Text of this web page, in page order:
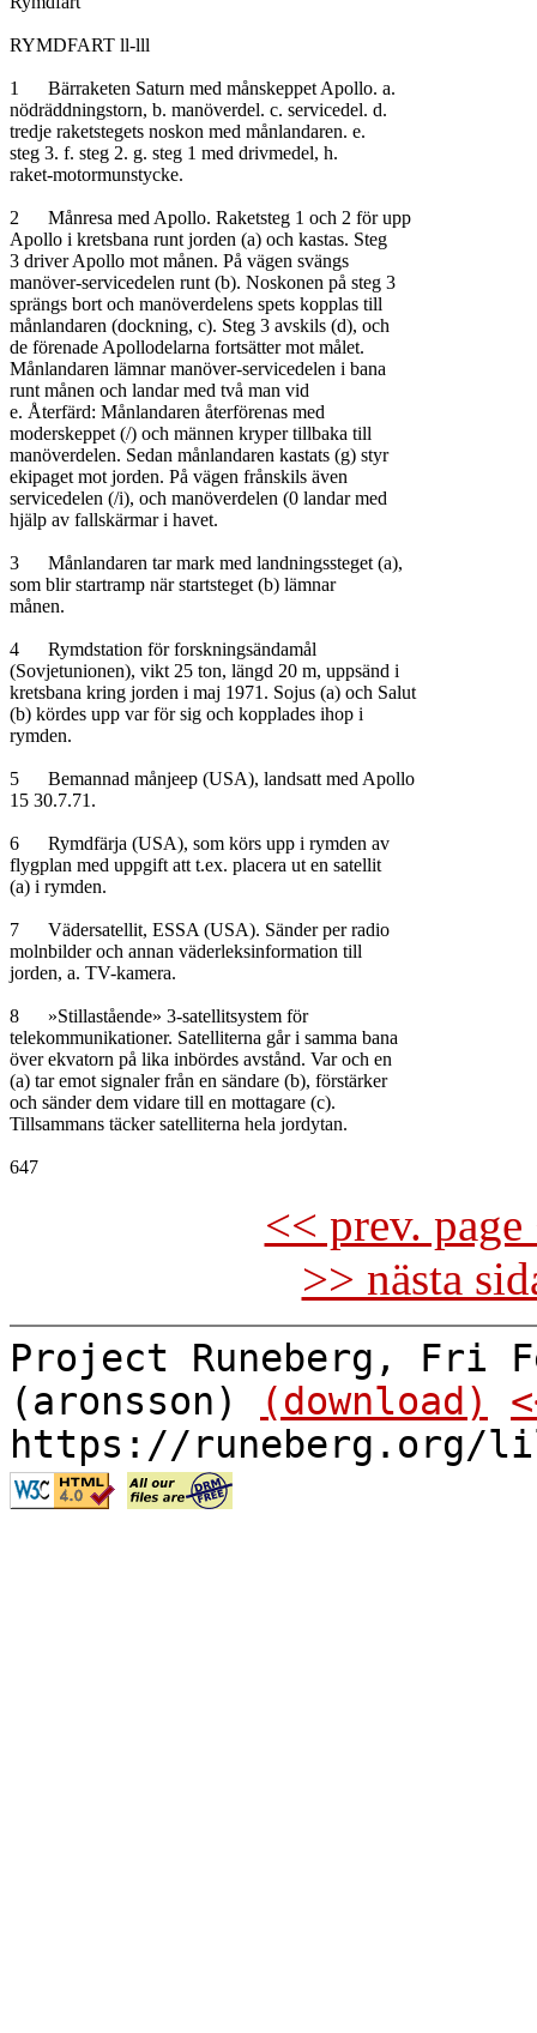
RYMDFART ll-lll
1	Bärraketen Saturn med månskeppet Apollo. a.
nödräddningstorn, b. manöverdel. c. servicedel. d.
tredje raketstegets noskon med månlandaren. e.
steg 3. f. steg 2. g. steg 1 med drivmedel, h.
raket-motormunstycke.
2	Månresa med Apollo. Raketsteg 1 och 2 för upp
Apollo i kretsbana runt jorden (a) och kastas. Steg
3 driver Apollo mot månen. På vägen svängs
manöver-servicedelen runt (b). Noskonen på steg 3
sprängs bort och manöverdelens spets kopplas till
månlandaren (dockning, c). Steg 3 avskils (d), och
de förenade Apollodelarna fortsätter mot målet.
Månlandaren lämnar manöver-servicedelen i bana
runt månen och landar med två man vid
e. Återfärd: Månlandaren återförenas med
moderskeppet (/) och männen kryper tillbaka till
manöverdelen. Sedan månlandaren kastats (g) styr
ekipaget mot jorden. På vägen frånskils även
servicedelen (/i), och manöverdelen (0 landar med
hjälp av fallskärmar i havet.
3	Månlandaren tar mark med landningssteget (a),
som blir startramp när startsteget (b) lämnar
månen.
4	Rymdstation för forskningsändamål
(Sovjetunionen), vikt 25 ton, längd 20 m, uppsänd i
kretsbana kring jorden i maj 1971. Sojus (a) och Salut
(b) kördes upp var för sig och kopplades ihop i
rymden.
5	Bemannad månjeep (USA), landsatt med Apollo
15 30.7.71.
6	Rymdfärja (USA), som körs upp i rymden av
flygplan med uppgift att t.ex. placera ut en satellit
(a) i rymden.
7	Vädersatellit, ESSA (USA). Sänder per radio
molnbilder och annan väderleksinformation till
jorden, a. TV-kamera.
8	»Stillastående» 3-satellitsystem för
telekommunikationer. Satelliterna går i samma bana
över ekvatorn på lika inbördes avstånd. Var och en
(a) tar emot signaler från en sändare (b), förstärker
och sänder dem vidare till en mottagare (c).
Tillsammans täcker satelliterna hela jordytan.
<< prev.
>> nästa
Project Runeberg, Fri
(aronsson)
(download)
https://runeberg.org/